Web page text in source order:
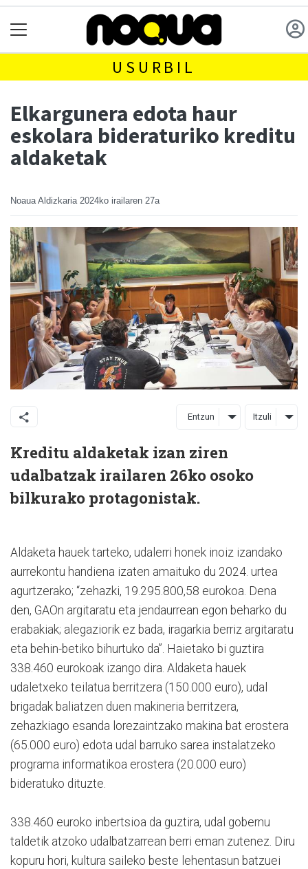
USURBIL
Elkargunera edota haur
eskolara bideraturiko kreditu
aldaketak
Noaua Aldizkaria 2024ko irailaren 27a
Entzun Itzuli
Kreditu aldaketak izan ziren
udalbatzak irailaren 26ko osoko
bilkurako protagonistak.
Aldaketa hauek tarteko, udalerri honek inoiz izandako
aurrekontu handiena izaten amaituko du 2024. urtea
agurtzerako; “zehazki, 19.295.800,58 eurokoa. Dena
den, GAOn argitaratu eta jendaurrean egon beharko du
erabakiak; alegaziorik ez bada, iragarkia berriz argitaratu
eta behin-betiko bihurtuko da”. Haietako bi guztira
338.460 eurokoak izango dira. Aldaketa hauek
udaletxeko teilatua berritzera (150.000 euro), udal
brigadak baliatzen duen makineria berritzera,
zehazkiago esanda lorezaintzako makina bat erostera
(65.000 euro) edota udal barruko sarea instalatzeko
programa informatikoa erostera (20.000 euro)
bideratuko dituzte.
338.460 euroko inbertsioa da guztira, udal gobernu
taldetik atzoko udalbatzarrean berri eman zutenez. Diru
kopuru hori, kultura saileko beste lehentasun batzuei